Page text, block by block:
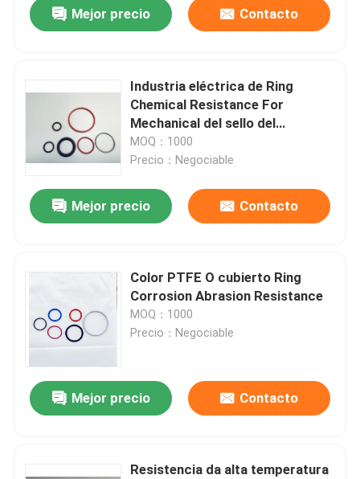
Mejor precio Contacto
Industria eléctrica de Ring
Chemical Resistance For
Mechanical del sello del
aislamiento PTFE
MOQ：1000
Precio：Negociable
Mejor precio Contacto
Color PTFE O cubierto Ring
Corrosion Abrasion Resistance
MOQ：1000
Precio：Negociable
Mejor precio Contacto
Resistencia da alta temperatura